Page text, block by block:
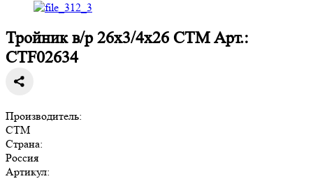
Тройник в/р 26х3/4х26 CTM Арт.:
CTF02634
Производитель:
СTM
Страна:
Россия
Артикул: